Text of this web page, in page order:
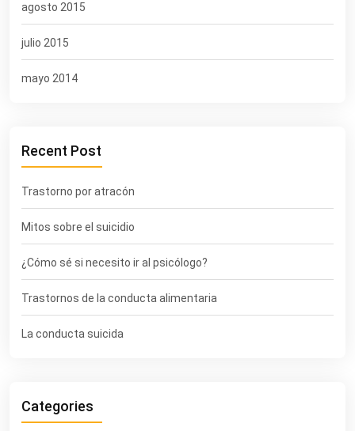
agosto 2015
julio 2015
mayo 2014
Recent Post
Trastorno por atracón
Mitos sobre el suicidio
¿Cómo sé si necesito ir al psicólogo?
Trastornos de la conducta alimentaria
La conducta suicida
Categories